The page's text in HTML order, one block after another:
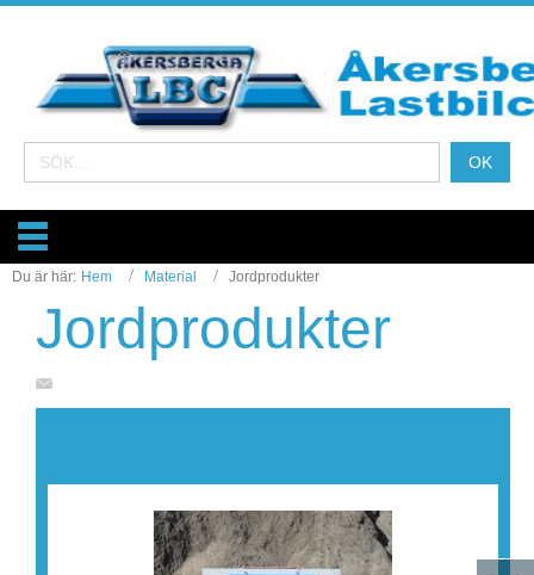
Du är här: Hem Material Jordprodukter
Jordprodukter